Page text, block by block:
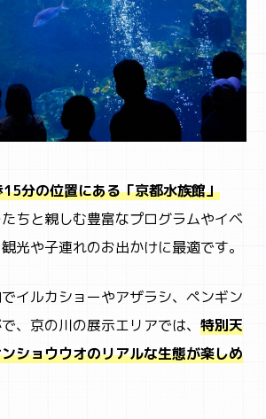
分の位置にある「京都水族館」
ちと親しむ豊富なプログラムやイベ
光や子連れのお出かけに最適です。
イルカショーやアザラシ、ペンギン
、京の川の展示エリアでは、特別天
ショウウオのリアルな生態が楽しめ